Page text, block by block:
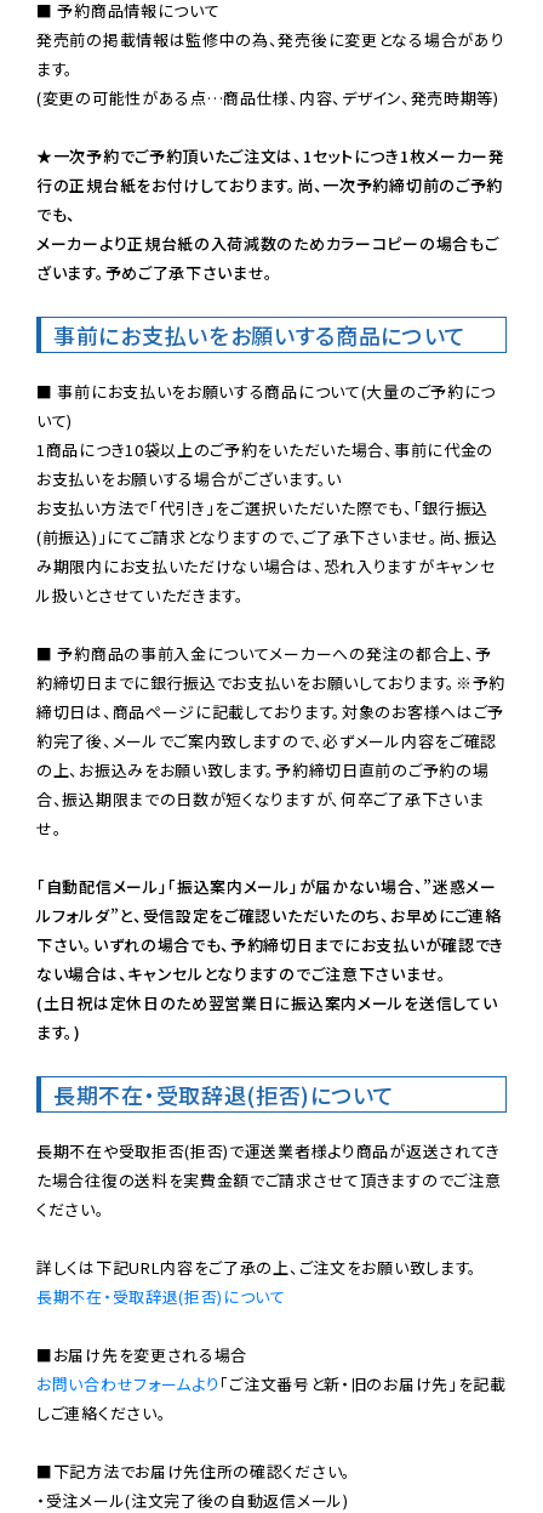
■ 予約商品情報について
発売前の掲載情報は監修中の為、発売後に変更となる場合があり
ます。
(変更の可能性がある点…商品仕様、内容、デザイン、発売時期等)
★一次予約でご予約頂いたご注文は、1セットにつき1枚メーカー発
行の正規台紙をお付けしております。尚、一次予約締切前のご予約
でも、
メーカーより正規台紙の入荷減数のためカラーコピーの場合もご
ざいます。予めご了承下さいませ。
事前にお支払いをお願いする商品について
■ 事前にお支払いをお願いする商品について(大量のご予約につ
いて)
1商品につき10袋以上のご予約をいただいた場合、事前に代金の
お支払いをお願いする場合がございます。い
お支払い方法で「代引き」をご選択いただいた際でも、「銀行振込
(前振込)」にてご請求となりますので、ご了承下さいませ。尚、振込
み期限内にお支払いただけない場合は、恐れ入りますがキャンセ
ル扱いとさせていただきます。
■ 予約商品の事前入金についてメーカーへの発注の都合上、予
約締切日までに銀行振込でお支払いをお願いしております。※予約
締切日は、商品ページに記載しております。対象のお客様へはご予
約完了後、メールでご案内致しますので、必ずメール内容をご確認
の上、お振込みをお願い致します。予約締切日直前のご予約の場
合、振込期限までの日数が短くなりますが、何卒ご了承下さいま
せ。
「自動配信メール」「振込案内メール」が届かない場合、”迷惑メー
ルフォルダ”と、受信設定をご確認いただいたのち、お早めにご連絡
下さい。いずれの場合でも、予約締切日までにお支払いが確認でき
ない場合は、キャンセルとなりますのでご注意下さいませ。
(土日祝は定休日のため翌営業日に振込案内メールを送信してい
ます。)
長期不在・受取辞退(拒否)について
長期不在や受取拒否(拒否)で運送業者様より商品が返送されてき
た場合往復の送料を実費金額でご請求させて頂きますのでご注意
ください。
長期不在・受取辞退(拒否)について
お問い合わせフォームより 「ご注文番号と新・旧のお届け先」を記載
しご連絡ください。
■下記方法でお届け先住所の確認ください。
・受注メール(注文完了後の自動返信メール)